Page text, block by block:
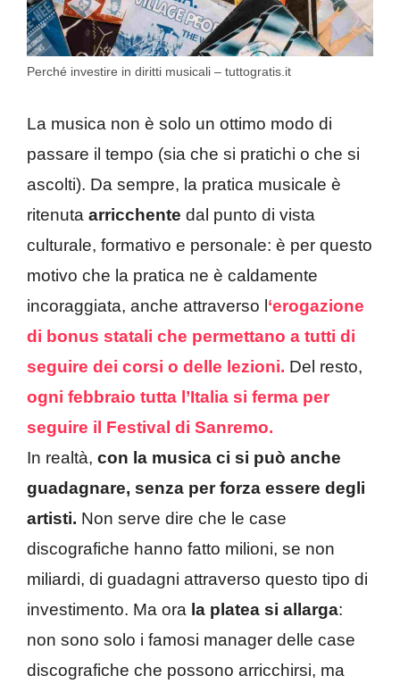
Perché investire in diritti musicali – tuttogratis.it
La musica non è solo un ottimo modo di
passare il tempo (sia che si pratichi o che si
ascolti). Da sempre, la pratica musicale è
ritenuta arricchente dal punto di vista
culturale, formativo e personale: è per questo
motivo che la pratica ne è caldamente
incoraggiata, anche attraverso l‘erogazione
di bonus statali che permettano a tutti di
seguire dei corsi o delle lezioni. Del resto,
ogni febbraio tutta l’Italia si ferma per
seguire il Festival di Sanremo.
In realtà, con la musica ci si può anche
guadagnare, senza per forza essere degli
artisti. Non serve dire che le case
discografiche hanno fatto milioni, se non
miliardi, di guadagni attraverso questo tipo di
investimento. Ma ora la platea si allarga:
non sono solo i famosi manager delle case
discografiche che possono arricchirsi, ma